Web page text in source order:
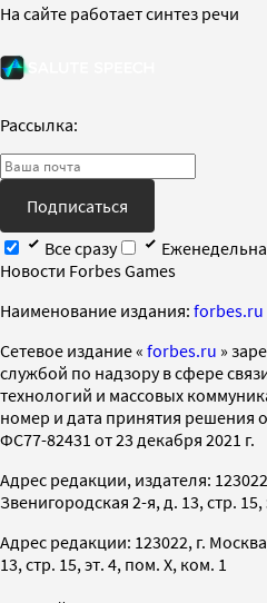
На сайте работает синтез речи
Рассылка:
Подписаться
Все сразу
Новости Forbes Games
Наименование издания: forbes.ru
Cетевое издание « forbes.ru »
службой по надзору в сфере
технологий и массовых
номер и дата принятия решения
ФС77-82431 от 23 декабря 2021 г.
Адрес редакции, издателя:
Звенигородская 2-я, д. 13, стр. 15,
Адрес редакции: 123022, г.
13, стр. 15, эт. 4, пом. X, ком. 1